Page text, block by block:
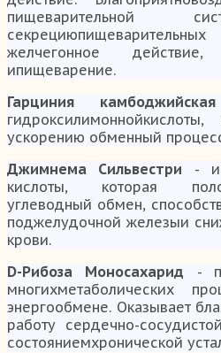
пищеварительной
желчегонное
ипищеварение.
Гарциния камбоджийская
гидроксилимоннойкислоты,
ускорению обменный
Джимнема Сильвестри -
кислоты, которая
углеводный обмен,
поджелудочной железыи
крови.
D-Рибоза Моносахарид -
многихметаболических
энергообмене. Оказывает
работу сердечно-
состояниемхронической